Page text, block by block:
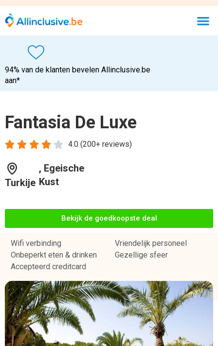
94% van de klanten bevelen Allinclusive.be
aan*
Fantasia De Luxe
4.0 (200+ reviews)
    
Turkije
, Egeische
Kust
Bekijk de goedkoopste deal
Wifi verbinding
Vriendelijk personeel
Onbeperkt eten & drinken
Gezellige sfeer
Accepteerd creditcard